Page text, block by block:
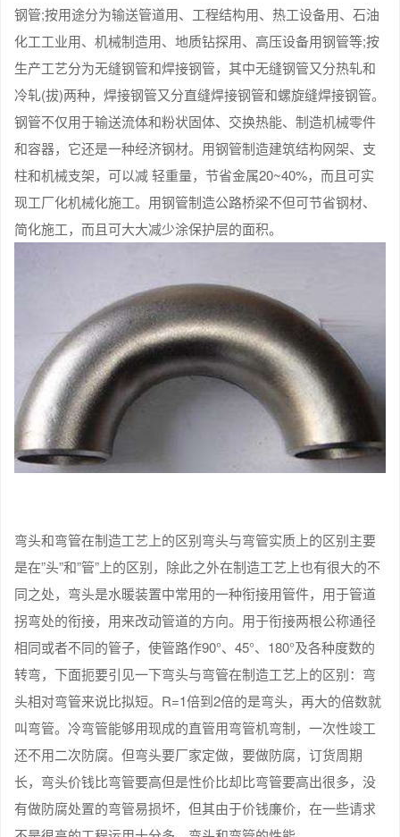
钢管;按用途分为输送管道用、工程结构用、热工设备用、石油
化工工业用、机械制造用、地质钻探用、高压设备用钢管等;按
生产工艺分为无缝钢管和焊接钢管，其中无缝钢管又分热轧和
冷轧(拔)两种，焊接钢管又分直缝焊接钢管和螺旋缝焊接钢管。
钢管不仅用于输送流体和粉状固体、交换热能、制造机械零件
和容器，它还是一种经济钢材。用钢管制造建筑结构网架、支
柱和机械支架，可以减 轻重量，节省金属20~40%，而且可实
现工厂化机械化施工。用钢管制造公路桥梁不但可节省钢材、
简化施工，而且可大大减少涂保护层的面积。
弯头和弯管在制造工艺上的区别弯头与弯管实质上的区别主要
是在”头”和”管”上的区别，除此之外在制造工艺上也有很大的不
同之处，弯头是水暖装置中常用的一种衔接用管件，用于管道
拐弯处的衔接，用来改动管道的方向。用于衔接两根公称通径
相同或者不同的管子，使管路作90°、45°、180°及各种度数的
转弯，下面扼要引见一下弯头与弯管在制造工艺上的区别：弯
头相对弯管来说比拟短。R=1倍到2倍的是弯头，再大的倍数就
叫弯管。冷弯管能够用现成的直管用弯管机弯制，一次性竣工
还不用二次防腐。但弯头要厂家定做，要做防腐，订货周期
长，弯头价钱比弯管要高但是性价比却比弯管要高出很多，没
有做防腐处置的弯管易损坏，但其由于价钱廉价，在一些请求